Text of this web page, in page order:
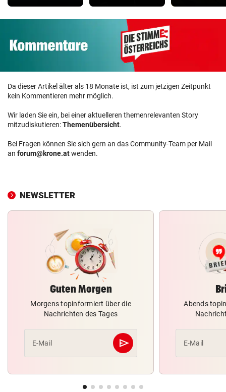
Da dieser Artikel älter als 18 Monate ist, ist zum jetzigen Zeitpunkt
kein Kommentieren mehr möglich.
Wir laden Sie ein, bei einer aktuelleren themenrelevanten Story
mitzudiskutieren:Themenübersicht.
Bei Fragen können Sie sich gern an das Community-Team per Mail
an forum@krone.atwenden.
NEWSLETTER
Guten Morgen
Morgens topinformiert über die
Nachrichten des Tages
E-Mail send
Abschicken
Abends
E-Mail